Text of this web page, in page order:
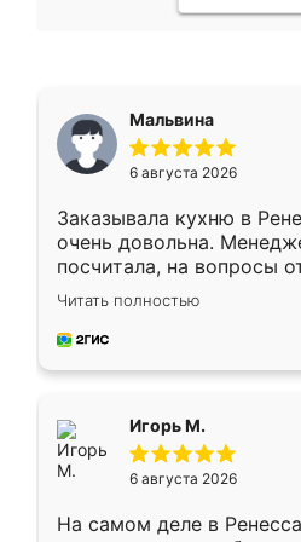
Мальвина
6 августа 2026
Заказывала кухню в
очень довольна.
посчитала, на вопросы
Замерщик приехал в
делу со всей
за день, ребята
Читать полностью
Игорь М.
6 августа 2026
На самом деле в